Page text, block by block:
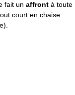
fait un affront à toute
court en chaise